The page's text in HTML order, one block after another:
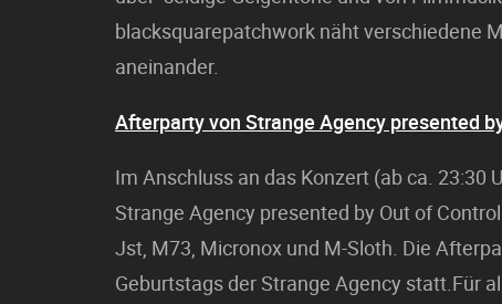
blacksquarepatchwork näht verschiedene
aneinander.
Afterparty von Strange Agency presented
Im Anschluss an das Konzert (ab ca. 23:30
Strange Agency presented by Out of
Jst, M73, Micronox und M-Sloth. Die
Geburtstags der Strange Agency statt.Für